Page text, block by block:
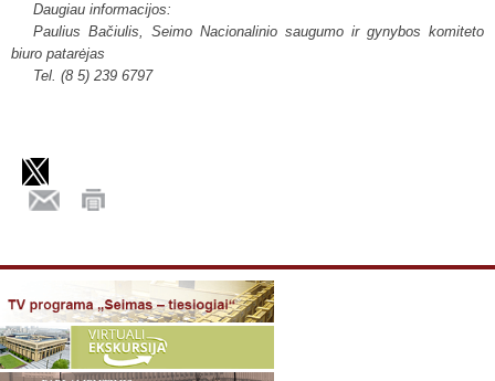
Daugiau informacijos:
Paulius Bačiulis, Seimo Nacionalinio saugumo ir gynybos komiteto
biuro patarėjas
Tel. (8 5) 239 6797